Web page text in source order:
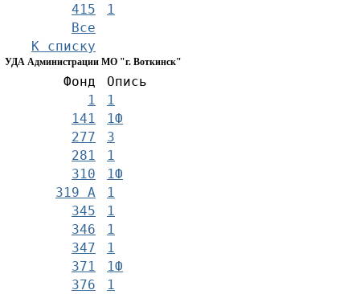
415
1
Все
К списку
УДА Администрации МО "г. Воткинск"
Фонд
Опись
1
1
141
1Ф
277
3
281
1
310
1Ф
319 А
1
345
1
346
1
347
1
371
1Ф
376
1